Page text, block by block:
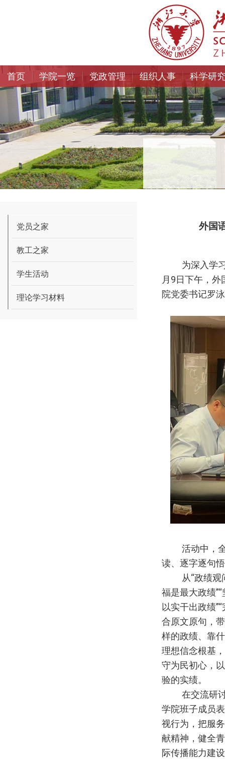
首页 学院一览 党政管理 组织人事 科学研
党员之家
教工之家
学生活动
理论学习材料
外国
为深入学
月 9日下午，外
院党委书记罗
活动中，
读、逐字逐句
从“政绩
福是最大政绩
以实干出政绩
合原文原句，
样的政绩、靠
理想信念根基
守为民初心，
验的实绩。
在交流研
学院班子成员
视行为，把服
献精神，健全
际传播能力建